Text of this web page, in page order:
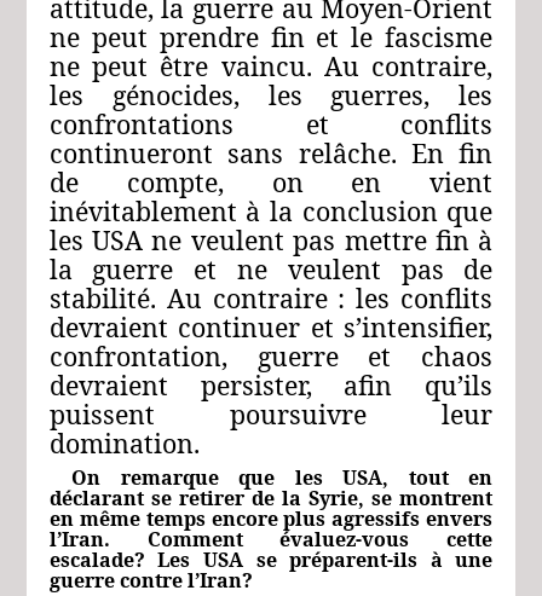
attitude, la guerre au Moyen-Orient
ne peut prendre fin et le fascisme
ne peut être vaincu. Au contraire,
les génocides, les guerres, les
confrontations et conflits
continueront sans relâche. En fin
de compte, on en vient
inévitablement à la conclusion que
les USA ne veulent pas mettre fin à
la guerre et ne veulent pas de
stabilité. Au contraire : les conflits
devraient continuer et s’intensifier,
confrontation, guerre et chaos
devraient persister, afin qu’ils
puissent poursuivre leur
domination.
On remarque que les USA, tout en
déclarant se retirer de la Syrie, se montrent
en même temps encore plus agressifs envers
l’Iran. Comment évaluez-vous cette
escalade? Les USA se préparent-ils à une
guerre contre l’Iran?